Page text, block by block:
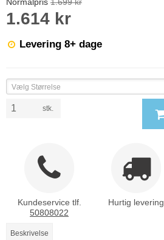
Normalpris 1.699 kr
1.614 kr
Levering 8+ dage
Vælg Størrelse
stk.
Kundeservice tlf.
50808022
Hurtig levering
Beskrivelse